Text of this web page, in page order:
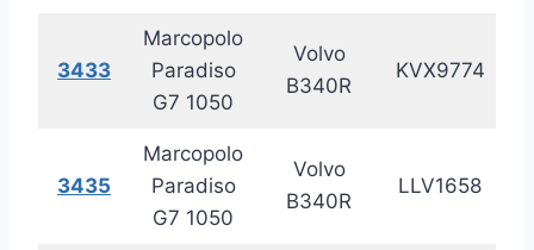
3433
Marcopolo
Paradiso
G7 1050
Volvo
B340R
KVX9774
3435
Marcopolo
Paradiso
G7 1050
Volvo
B340R
LLV1658